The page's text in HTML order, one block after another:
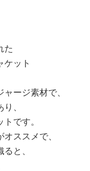
た
ケット
ージ素材で、
、
です。
ススメで、
と、